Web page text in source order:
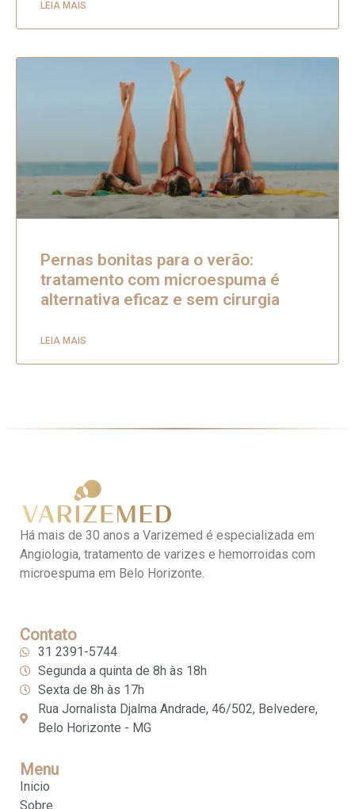
LEIA MAIS
Pernas bonitas para o verão:
tratamento com microespuma é
alternativa eficaz e sem cirurgia
LEIA MAIS
Há mais de 30 anos a Varizemed é especializada em
Angiologia, tratamento de varizes e hemorroidas com
microespuma em Belo Horizonte.
Contato
31 2391-5744
Segunda a quinta de 8h às 18h
Sexta de 8h às 17h
Rua Jornalista Djalma Andrade, 46/502, Belvedere,
Belo Horizonte - MG
Menu
Inicio
Sobre